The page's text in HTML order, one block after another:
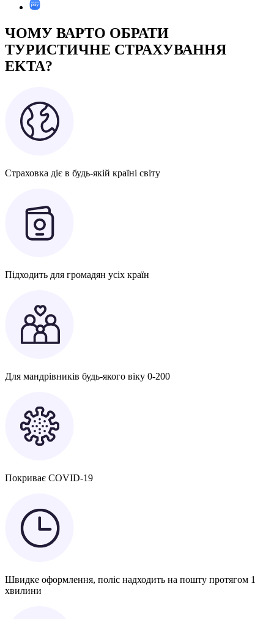
ЧОМУ ВАРТО ОБРАТИ
ТУРИСТИЧНЕ СТРАХУВАННЯ
EKTA?
Страховка діє в будь-якій країні світу
Підходить для громадян усіх країн
Для мандрівників будь-якого віку 0-200
Покриває COVID-19
Швидке оформлення, поліс надходить на пошту протягом 1
хвилини